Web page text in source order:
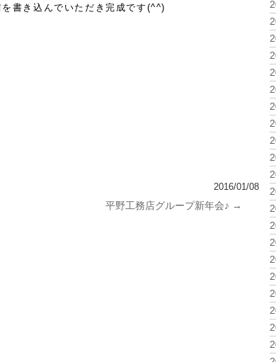
書き込んでいただき完成です(^^)
2016/01/08
平野工務店グループ新年会♪ →